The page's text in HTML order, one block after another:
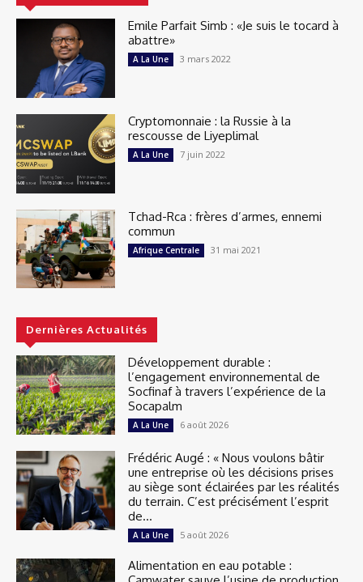
Emile Parfait Simb : «Je suis le tocard à
abattre»
A La Une 3 mars 2022
Cryptomonnaie : la Russie à la
rescousse de Liyeplimal
A La Une 7 juin 2022
Tchad-Rca : frères d’armes, ennemi
commun
Afrique Centrale 31 mai 2021
Dernières Actualités
Développement durable :
l’engagement environnemental de
Socfinaf à travers l’expérience de la
Socapalm
A La Une 6 août 2026
Frédéric Augé : « Nous voulons bâtir
une entreprise où les décisions prises
au siège sont éclairées par les réalités
du terrain. C’est précisément l’esprit
de...
A La Une 5 août 2026
Alimentation en eau potable :